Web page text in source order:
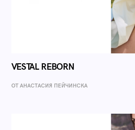
VESTAL REBORN
ОТ AНАСТАСИЯ ПЕЙЧИНСКА